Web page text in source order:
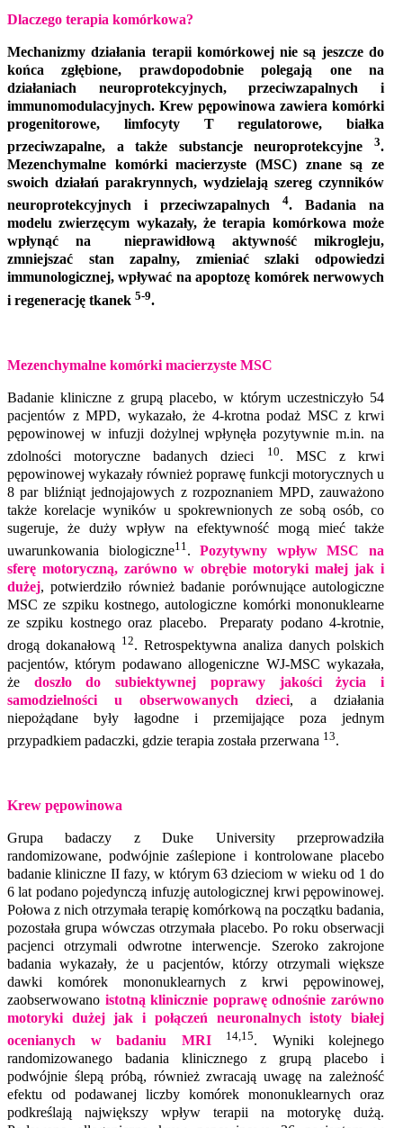
Dlaczego terapia komórkowa?
Mechanizmy działania terapii komórkowej nie są jeszcze do
końca zgłębione, prawdopodobnie polegają one na
działaniach neuroprotekcyjnych, przeciwzapalnych i
immunomodulacyjnych. Krew pępowinowa zawiera komórki
progenitorowe, limfocyty T regulatorowe, białka
przeciwzapalne, a także substancje neuroprotekcyjne3.
Mezenchymalne komórki macierzyste (MSC) znane są ze
swoich działań parakrynnych, wydzielają szereg czynników
neuroprotekcyjnych i przeciwzapalnych4. Badania na
modelu zwierzęcym wykazały, że terapia komórkowa może
wpłynąć na nieprawidłową aktywność mikrogleju,
zmniejszać stan zapalny, zmieniać szlaki odpowiedzi
immunologicznej, wpływać na apoptozę komórek nerwowych
i regenerację tkanek 5-9.
Mezenchymalne komórki macierzyste MSC
Badanie kliniczne z grupą placebo, w którym uczestniczyło 54
pacjentów z MPD, wykazało, że 4-krotna podaż MSC z krwi
pępowinowej w infuzji dożylnej wpłynęła pozytywnie m.in. na
zdolności motoryczne badanych dzieci
10. MSC z krwi
pępowinowej wykazały również poprawę funkcji motorycznych u
8 par bliźniąt jednojajowych z rozpoznaniem MPD, zauważono
także korelacje wyników u spokrewnionych ze sobą osób, co
sugeruje, że duży wpływ na efektywność mogą mieć także
uwarunkowania biologiczne11 .Pozytywny wpływ MSC na
sferę motoryczną, zarówno w obrębie motoryki małej jak i
dużej, potwierdziło również badanie porównujące autologiczne
MSC ze szpiku kostnego, autologiczne komórki mononuklearne
ze szpiku kostnego oraz placebo. Preparaty podano 4-krotnie,
drogą dokanałową 12. Retrospektywna analiza danych polskich
pacjentów, którym podawano allogeniczne WJ-MSC wykazała,
że doszło do subiektywnej poprawy jakości życia i
samodzielności u obserwowanych dzieci, a działania
niepożądane były łagodne i przemijające poza jednym
przypadkiem padaczki, gdzie terapia została przerwana 13.
Krew pępowinowa
Grupa badaczy z Duke University przeprowadziła
randomizowane, podwójnie zaślepione i kontrolowane placebo
badanie kliniczne II fazy, w którym 63 dzieciom w wieku od 1 do
6 lat podano pojedynczą infuzję autologicznej krwi pępowinowej.
Połowa z nich otrzymała terapię komórkową na początku badania,
pozostała grupa wówczas otrzymała placebo. Po roku obserwacji
pacjenci otrzymali odwrotne interwencje. Szeroko zakrojone
badania wykazały, że u pacjentów, którzy otrzymali większe
dawki komórek mononuklearnych z krwi pępowinowej,
zaobserwowano istotną klinicznie poprawę odnośnie zarówno
motoryki dużej jak i połączeń neuronalnych istoty białej
ocenianych w badaniu MRI
14,15. Wyniki kolejnego
randomizowanego badania klinicznego z grupą placebo i
podwójnie ślepą próbą, również zwracają uwagę na zależność
efektu od podawanej liczby komórek mononuklearnych oraz
podkreślają największy wpływ terapii na motorykę dużą.